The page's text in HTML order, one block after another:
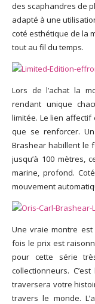
des scaphandres de
adapté à une
coté esthétique de la
tout au fil du temps.
Lors de l’achat la
rendant unique
limitée. Le lien
que se renforcer.
Brashear habillent le
jusqu’à 100 mètres,
marine, profond.
mouvement
Une vraie montre
fois le prix est
pour cette série
collectionneurs.
traversera votre
travers le monde.